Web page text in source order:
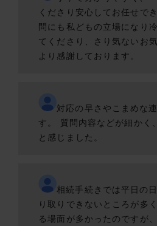
くださり安心してお任せで
問にも私どもの立場になり
てくださり、さり気ないお
より感謝しております。
対応の早さやこまめな
す。 質問内容などが細かく
と感じました。
相続手続きでは平日の
り取りできないところが多
る場面が多かったのですが